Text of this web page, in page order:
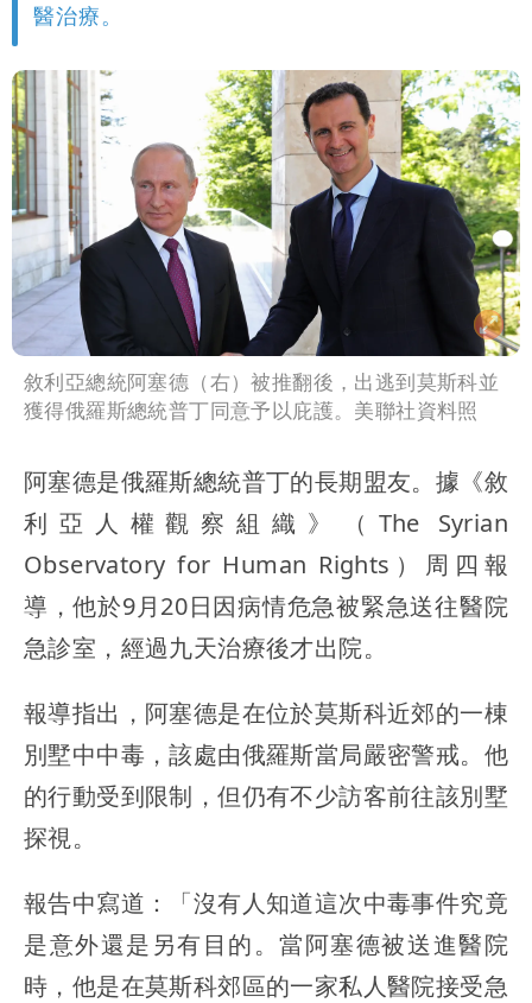
醫治療。
敘利亞總統阿塞德（右）被推翻後，出逃到莫斯科並
獲得俄羅斯總統普丁同意予以庇護。美聯社資料照
阿塞德是俄羅斯總統普丁的長期盟友。據《敘
利亞人權觀察組織》（The Syrian
Observatory for Human Rights）周四報
導，他於9月20日因病情危急被緊急送往醫院
急診室，經過九天治療後才出院。
報導指出，阿塞德是在位於莫斯科近郊的一棟
別墅中中毒，該處由俄羅斯當局嚴密警戒。他
的行動受到限制，但仍有不少訪客前往該別墅
探視。
報告中寫道：「沒有人知道這次中毒事件究竟
是意外還是另有目的。當阿塞德被送進醫院
時，他是在莫斯科郊區的一家私人醫院接受急